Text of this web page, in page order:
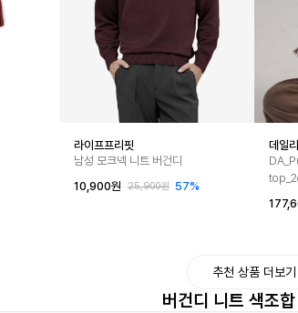
라이프프리핏
남성 모크넥 니트 버건디
10,900원
25,900원 57%
데일
추천 상품 더보기
버건디 니트 색조